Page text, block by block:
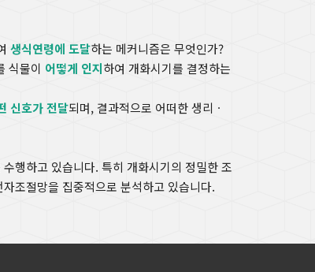
생식연령에 도달하는 메커니즘은 무엇인가?
식물이 어떻게 인지하여 개화시기를 결정하는
신호가 전달되며, 결과적으로 어떠한 생리ㆍ
행하고 있습니다. 특히 개화시기의 정밀한 조
조절망을 집중적으로 분석하고 있습니다.